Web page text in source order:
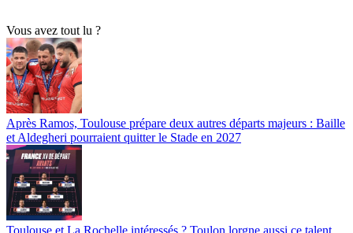
Vous avez tout lu ?
Après Ramos, Toulouse prépare deux autres départs majeurs : Baille
et Aldegheri pourraient quitter le Stade en 2027
Toulouse et La Rochelle intéressés ? Toulon lorgne aussi ce talent